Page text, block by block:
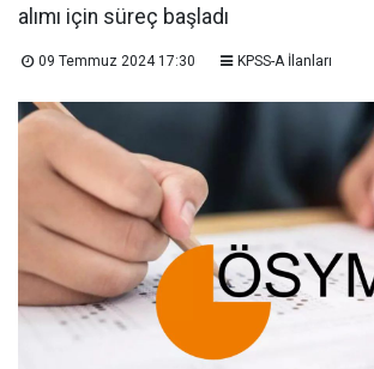
alımı için süreç başladı
09 Temmuz 2024 17:30 KPSS-A İlanları